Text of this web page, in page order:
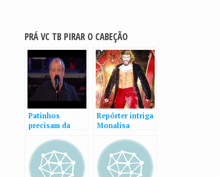
PRÁ VC TB PIRAR O CABEÇÃO
Patinhos
precisam da
amigos
Repórter intriga
Monalisa
abdômen
sarado: “É de
verdade?”